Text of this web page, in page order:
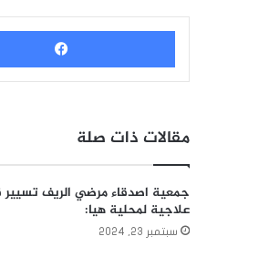
مقالات ذات صلة
جمعية اصدقاء مرضي الريف تسيير
علاجية لمحلية هيا:
سبتمبر 23, 2024